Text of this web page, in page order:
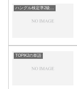
TOPIK2の単語